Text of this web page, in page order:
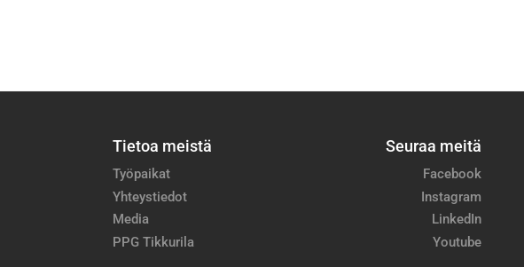
Tietoa meistä
Työpaikat
Yhteystiedot
Media
PPG Tikkurila
Seuraa meitä
Facebook
Instagram
LinkedIn
Youtube